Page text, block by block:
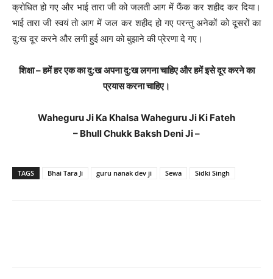
क्रोधित हो गए और भाई तारा जी को जलती आग में फैंक कर शहीद कर दिया।
भाई तारा जी स्वयं तो आग में जल कर शहीद हो गए परन्तु अनेकों को दूसरों का
दु:ख दूर करने और लगी हुई आग को बुझाने की प्रेरणा दे गए।
शिक्षा – हमें हर एक का दु:ख अपना दु:ख लगना चाहिए और हमें इसे दूर करने का
प्रयास करना चाहिए।
Waheguru Ji Ka Khalsa Waheguru Ji Ki Fateh
– Bhull Chukk Baksh Deni Ji –
TAGS Bhai Tara Ji guru nanak dev ji Sewa Sidki Singh